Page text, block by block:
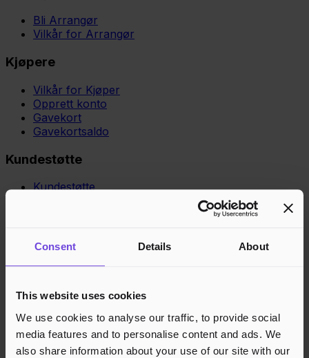
Consent Details About
This website uses cookies
We use cookies to analyse our traffic, to provide social
media features and to personalise content and ads. We
also share information about your use of our site with our
Bli Arrangør
Vilkår for Arrangør
Kjøpere
Vilkår for Kjøper
Opprett konto
Gavekort
Gavekortsaldo
Kundestøtte
Kundestøtte
Cookies
Region Norge Danmark Sverige
Godkjente betalingsmetoder